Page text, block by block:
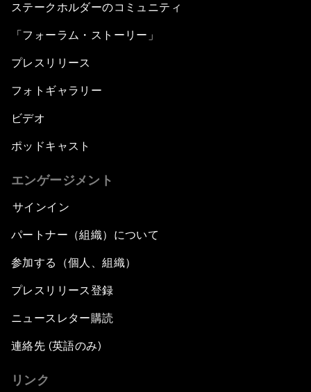
ステークホルダーのコミュニティ
「フォーラム・ストーリー」
プレスリリース
フォトギャラリー
ビデオ
ポッドキャスト
エンゲージメント
サインイン
パートナー（組織）について
参加する（個人、組織）
プレスリリース登録
ニュースレター購読
連絡先 (英語のみ)
リンク